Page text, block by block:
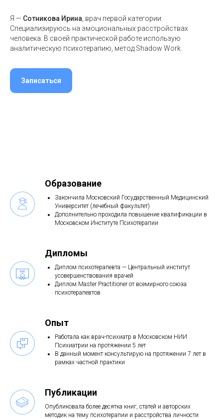
Я — Сотникова Ирина , врач первой категории.
Специализируюсь на эмоциональных расстройствах
человека. В своей практической работе использую
аналитическую психотерапию, метод Shadow Work.
Записаться
Образование
Закончила Московский Государственный Медицинский
Университет (лечебный факультет)
Дополнительно проходила повышение квалификации в
Московском Институте Психотерапии
Дипломы
Диплом психотерапевта — Центральный институт
усовершенствования врачей
Диплом Master Practitioner от всемирного союза
психотерапевтов
Опыт
Работала как врач-психиатр в Московском НИИ
Психиатрии на протяжении 5 лет
В данный момент консультирую на протяжении 7 лет в
рамках частной практики
Публикации
Опубликовала более десятка книг, статей и авторских
методик на тему психотерапии и расстройства личности